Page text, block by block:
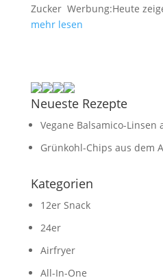
Zucker Werbung:Heute
mehr lesen
Neueste Rezepte
Vegane Balsamico-Linsen
Grünkohl-Chips aus dem
Kategorien
12er Snack
24er
Airfryer
All-In-One